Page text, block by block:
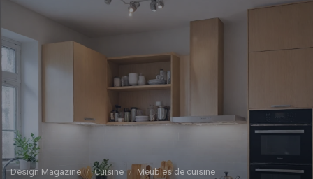
Design Magazine Cuisine Meubles de cuisine